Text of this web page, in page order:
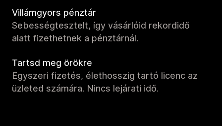
Villámgyors pénztár
Sebességtesztelt, így vásárlóid rekordidő
alatt fizethetnek a pénztárnál.
Tartsd meg örökre
Egyszeri fizetés, élethosszig tartó licenc az
üzleted számára. Nincs lejárati idő.